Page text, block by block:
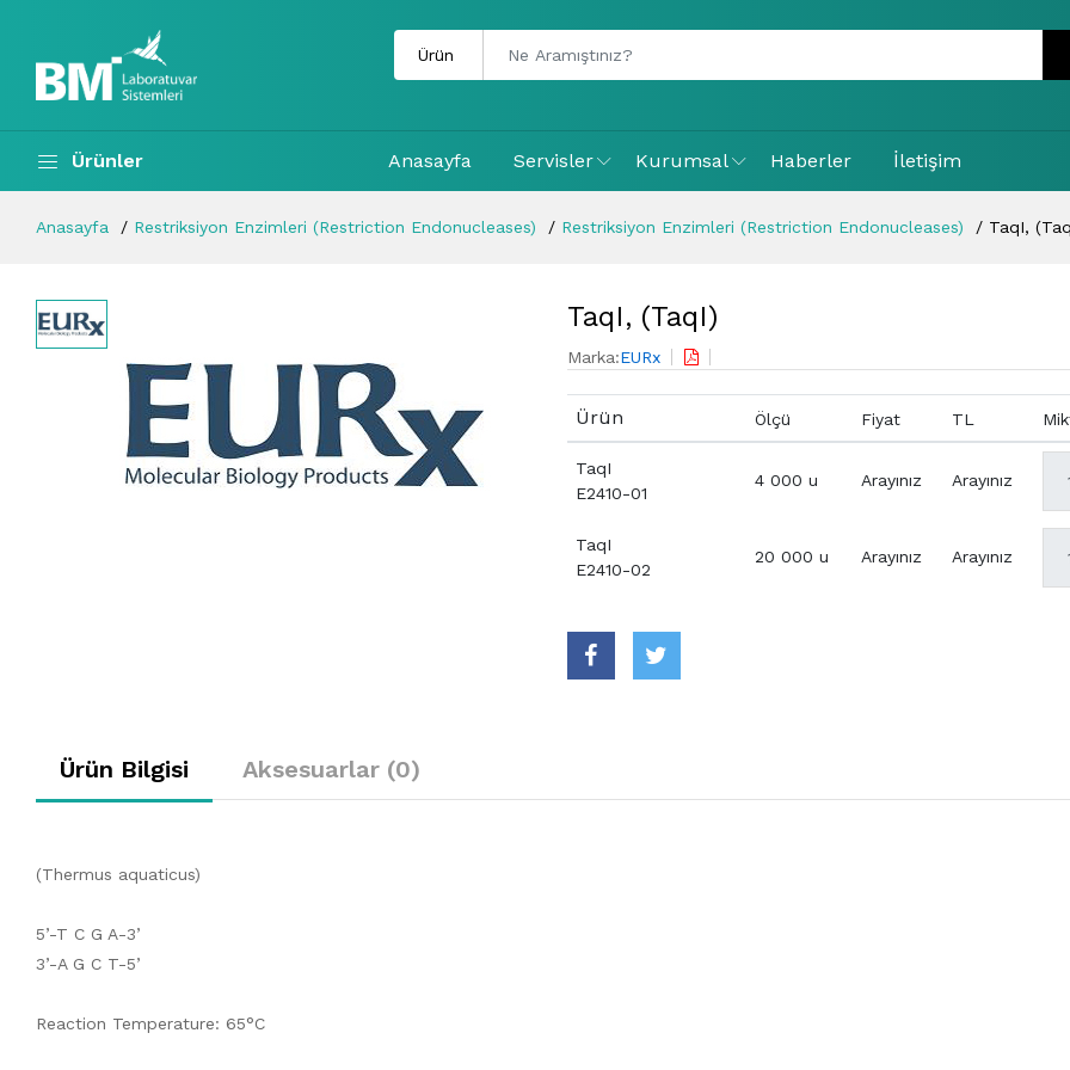
Ürünler Anasayfa Servisler Kurumsal Haberler İletişim
Anasayfa Restriksiyon Enzimleri (Restriction Endonucleases) Restriksiyon Enzimleri (Restriction Endonucleases) TaqI,
TaqI, (TaqI)
Marka:EURx
Ürün Ölçü Fiyat TL
TaqI
E2410-01
4 000 u Arayınız Arayınız
TaqI
E2410-02
20 000 u Arayınız Arayınız
Ürün Bilgisi Aksesuarlar (0)
(Thermus aquaticus)
5’-T C G A-3’
3’-A G C T-5’
Reaction Temperature: 65°C